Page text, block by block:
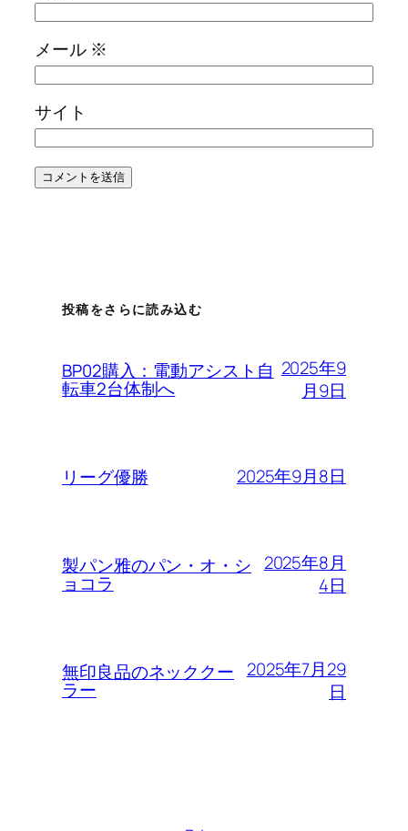
メール ※
サイト
投稿をさらに読み込む
BP02購入：電動アシスト自
転車2台体制へ
2025年9
月9日
リーグ優勝 2025年9月8日
製パン雅のパン・オ・シ
ョコラ
2025年8月
4日
無印良品のネッククー
ラー
2025年7月29
日